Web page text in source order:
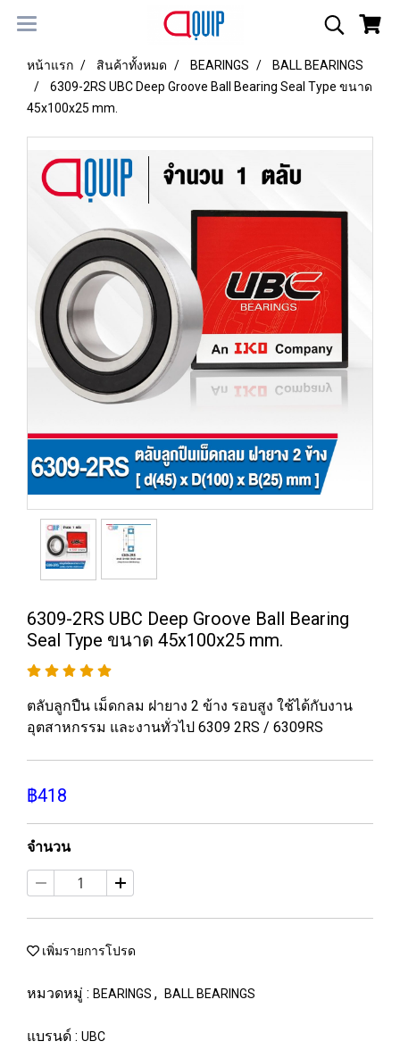
หน้าแรก สินค้าทั้งหมด BEARINGS
BALL BEARINGS
6309-2RS UBC Deep Groove Ball Bearing Seal Type ขนาด
45x100x25 mm.
6309-2RS UBC Deep Groove Ball Bearing
Seal Type ขนาด 45x100x25 mm.
ตลับลูกปืน เม็ดกลม ฝายาง 2 ข้าง รอบสูง ใช้ได้กับงาน
อุตสาหกรรม และงานทั่วไป 6309 2RS / 6309RS
฿418
จำนวน
เพิ่มรายการโปรด
หมวดหมู่ : BEARINGS , BALL BEARINGS
แบรนด์ : UBC